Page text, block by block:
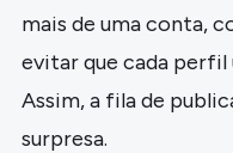
mais de uma conta,
evitar que cada perfil
Assim, a fila de
surpresa.